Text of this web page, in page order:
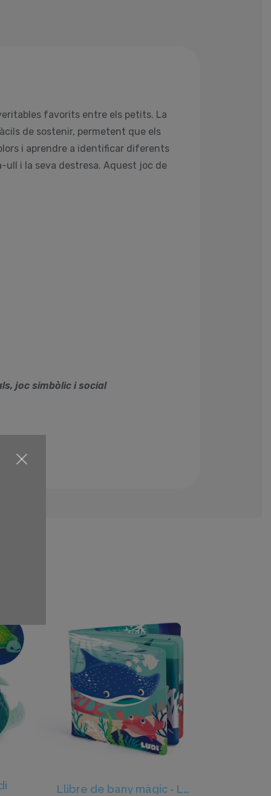
favorits entre els petits. La
de sostenir, permetent que els
i aprendre a identificar diferents
ull i la seva destresa. Aquest joc de
joc simbòlic i social
Llibre de bany màgic - Ludi